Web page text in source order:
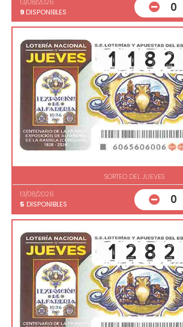
9 DISPONIBLES 0
SORTEO DEL JUEVES
13/08/2026
5 DISPONIBLES 0